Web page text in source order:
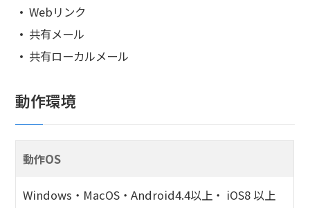
Webリンク
共有メール
共有ローカルメール
動作環境
動作OS
Windows・MacOS・Android4.4以上・ iOS8 以上